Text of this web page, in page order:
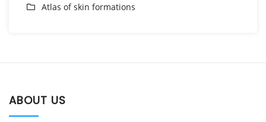
Atlas of skin formations
ABOUT US